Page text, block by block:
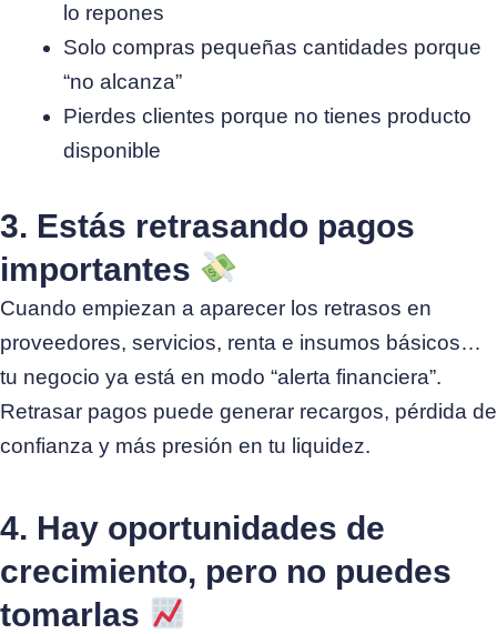
lo repones
Solo compras pequeñas cantidades porque
“no alcanza”
Pierdes clientes porque no tienes producto
disponible
3. Estás retrasando pagos
importantes
Cuando empiezan a aparecer los retrasos en
proveedores, servicios, renta e insumos básicos…
tu negocio ya está en modo “alerta financiera”.
Retrasar pagos puede generar recargos, pérdida de
confianza y más presión en tu liquidez.
4. Hay oportunidades de
crecimiento, pero no puedes
tomarlas